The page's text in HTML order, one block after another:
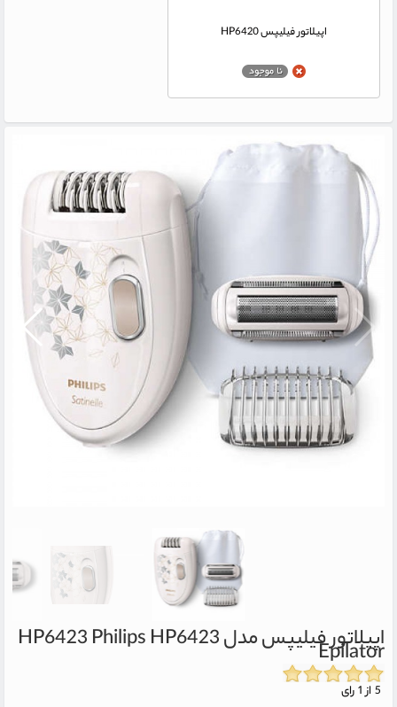
اپیلاتور فیلیپس HP6420
اپيلاتور فيليپس مدل HP6423Philips HP6423 Epilator